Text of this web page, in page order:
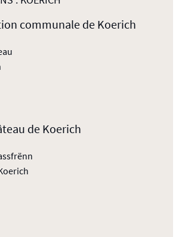
communale de Koerich
de Koerich